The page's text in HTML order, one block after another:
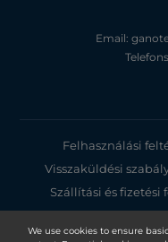
We use cookies to ensure
Email:
Felhasználási
Visszaküldési
Szállítási és fizetési